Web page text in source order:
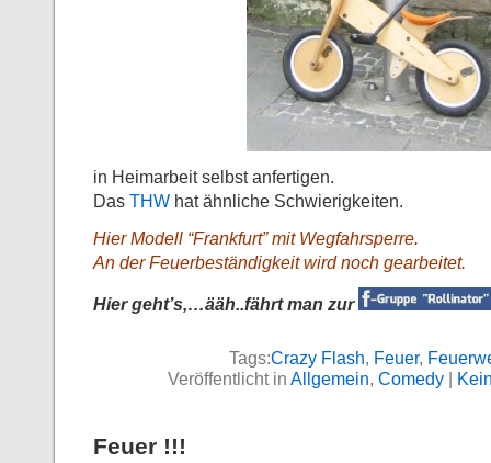
in Heimarbeit selbst anfertigen.
Das THW hat ähnliche Schwierigkeiten.
Hier Modell “Frankfurt” mit Wegfahrsperre.
An der Feuerbeständigkeit wird noch gearbeitet.
Hier geht’s,…ääh..fährt man zur
Tags:Crazy Flash, Feuer,
Veröffentlicht in Allgemein, Comedy |
Feuer !!!